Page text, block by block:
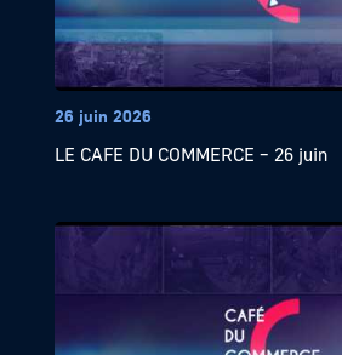
26 juin 2026
LE CAFE DU COMMERCE – 26 juin